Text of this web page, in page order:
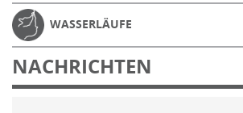
WASSERLÄUFE
NACHRICHTEN